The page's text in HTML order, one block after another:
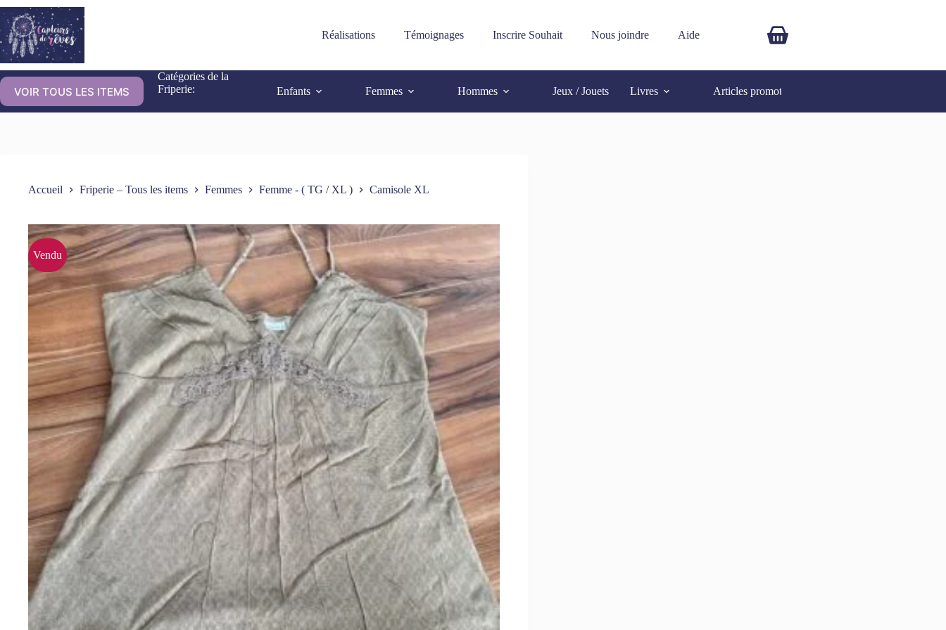
Réalisations Témoignages Inscrire Souhait Nous joindre Aide
VOIR TOUS LES ITEMS
Catégories de la
Friperie:
Enfants Femmes Hommes Jeux / Jouets Livres Articles promotionnels
Accueil Friperie – Tous les items Femmes Femme - ( TG / XL ) Camisole XL
Vendu